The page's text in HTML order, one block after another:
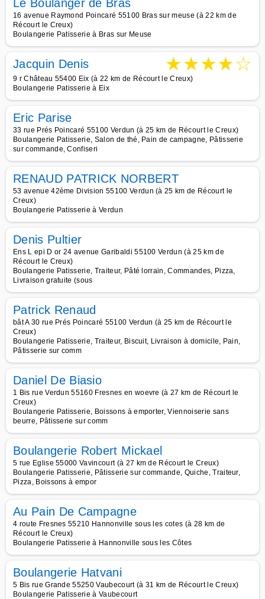
Le Boulanger de Bras
16 avenue Raymond Poincaré 55100 Bras sur meuse (à 22 km de
Récourt le Creux)
Boulangerie Patisserie à Bras sur Meuse
Jacquin Denis ★★★★☆
9 r Château 55400 Eix (à 22 km de Récourt le Creux)
Boulangerie Patisserie à Eix
Eric Parise
33 rue Prés Poincaré 55100 Verdun (à 25 km de Récourt le Creux)
Boulangerie Patisserie, Salon de thé, Pain de campagne, Pâtisserie
sur commande, Confiseri
RENAUD PATRICK NORBERT
53 avenue 42ème Division 55100 Verdun (à 25 km de Récourt le
Creux)
Boulangerie Patisserie à Verdun
Denis Pultier
Ens L epi D or 24 avenue Garibaldi 55100 Verdun (à 25 km de
Récourt le Creux)
Boulangerie Patisserie, Traiteur, Pâté lorrain, Commandes, Pizza,
Livraison gratuite (sous
Patrick Renaud
bât A 30 rue Prés Poincaré 55100 Verdun (à 25 km de Récourt le
Creux)
Boulangerie Patisserie, Traiteur, Biscuit, Livraison à domicile, Pain,
Pâtisserie sur comm
Daniel De Biasio
1 Bis rue Verdun 55160 Fresnes en woevre (à 27 km de Récourt le
Creux)
Boulangerie Patisserie, Boissons à emporter, Viennoiserie sans
beurre, Pâtisserie sur comm
Boulangerie Robert Mickael
5 rue Eglise 55000 Vavincourt (à 27 km de Récourt le Creux)
Boulangerie Patisserie, Pâtisserie sur commande, Quiche, Traiteur,
Pizza, Boissons à empor
Au Pain De Campagne
4 route Fresnes 55210 Hannonville sous les cotes (à 28 km de
Récourt le Creux)
Boulangerie Patisserie à Hannonville sous les Côtes
Boulangerie Hatvani
5 Bis rue Grande 55250 Vaubecourt (à 31 km de Récourt le Creux)
Boulangerie Patisserie à Vaubecourt